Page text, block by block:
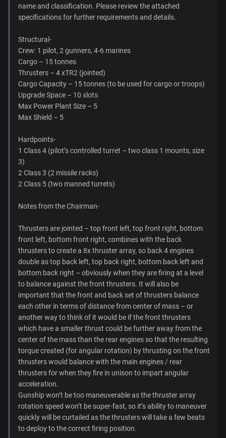
name and classification. Please review the attached
specifications for further requirements and details.
Structural-
Crew: 1 pilot, 2 gunners, 4-6 marines
Cargo – 15 tonnes
Thrusters – 4 xTR2 (jointed)
Cargo Capacity – 15 tonnes (to be used for cargo or troops)
Upgrade Space – 10 slots
Max Power Plant Size – 5
Max Shield – 5
Hardpoints-
1 Class 4 (pilot’s controlled turret – two class 1 mounts, size
3)
2 Class 3 (2 missile racks)
2 Class 5 (two manned turrets)
Notes from the Chairman-
Thrusters are jointed – top front left, top front right, bottom
front left, bottom front right, combines with the back
thrusters to create a 8x thruster array, so back 4 engines
double as top back left, top back right, bottom back left and
bottom back right – obviously when they are firing at a level
to balance against the front thrusters. It will also be
important that the front and back set of thrusters balance
each other in terms of distance from center of mass – or
another way to think of it would be if the front thrusters
which have a smaller thrust could be further away from the
center of the mass than the rear engines so that the resulting
torque created (for angular rotation) by thrusting on the front
thrusters would balance with the main engines / rear
thrusters for when they fire in unison to impart angular
acceleration.
Gunship won’t be too maneuverable as the thruster array
rotation speed won’t be super-fast, so it’s ability to maneuver
quickly will be curtailed as the thrusters will take a few beats
to deploy to the correct firing position.